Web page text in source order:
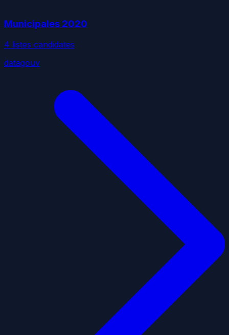
Municipales 2020
4 listes candidates
datagouv